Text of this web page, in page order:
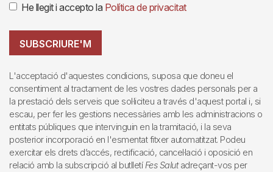
He llegit i accepto la Política de privacitat
SUBSCRIURE'M
L'acceptació d'aquestes condicions, suposa que doneu el
consentiment al tractament de les vostres dades personals per a
la prestació dels serveis que sol·liciteu a través d'aquest portal i, si
escau, per fer les gestions necessàries amb les administracions o
entitats públiques que intervinguin en la tramitació, i la seva
posterior incorporació en l'esmentat fitxer automatitzat. Podeu
exercitar els drets d’accés, rectificació, cancel·lació i oposició en
relació amb la subscripció al butlletí Fes Salutadreçant-vos per